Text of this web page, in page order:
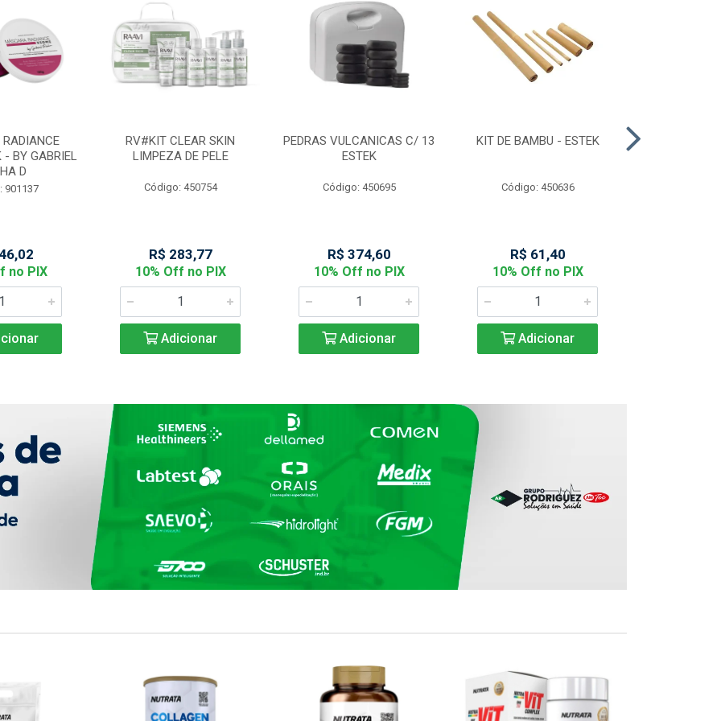
- BY GABRIEL
D
901137
no PIX
RV#KIT CLEAR SKIN
LIMPEZA DE PELE
Código: 450754
R$ 283,77
10% Off no PIX
Adicionar
PEDRAS VULCANICAS C/ 13
ESTEK
Código: 450695
R$ 374,60
10% Off no PIX
Adicionar
KIT DE BAMBU - ESTEK
Código: 450636
R$ 61,40
10% Off no PIX
Adicionar